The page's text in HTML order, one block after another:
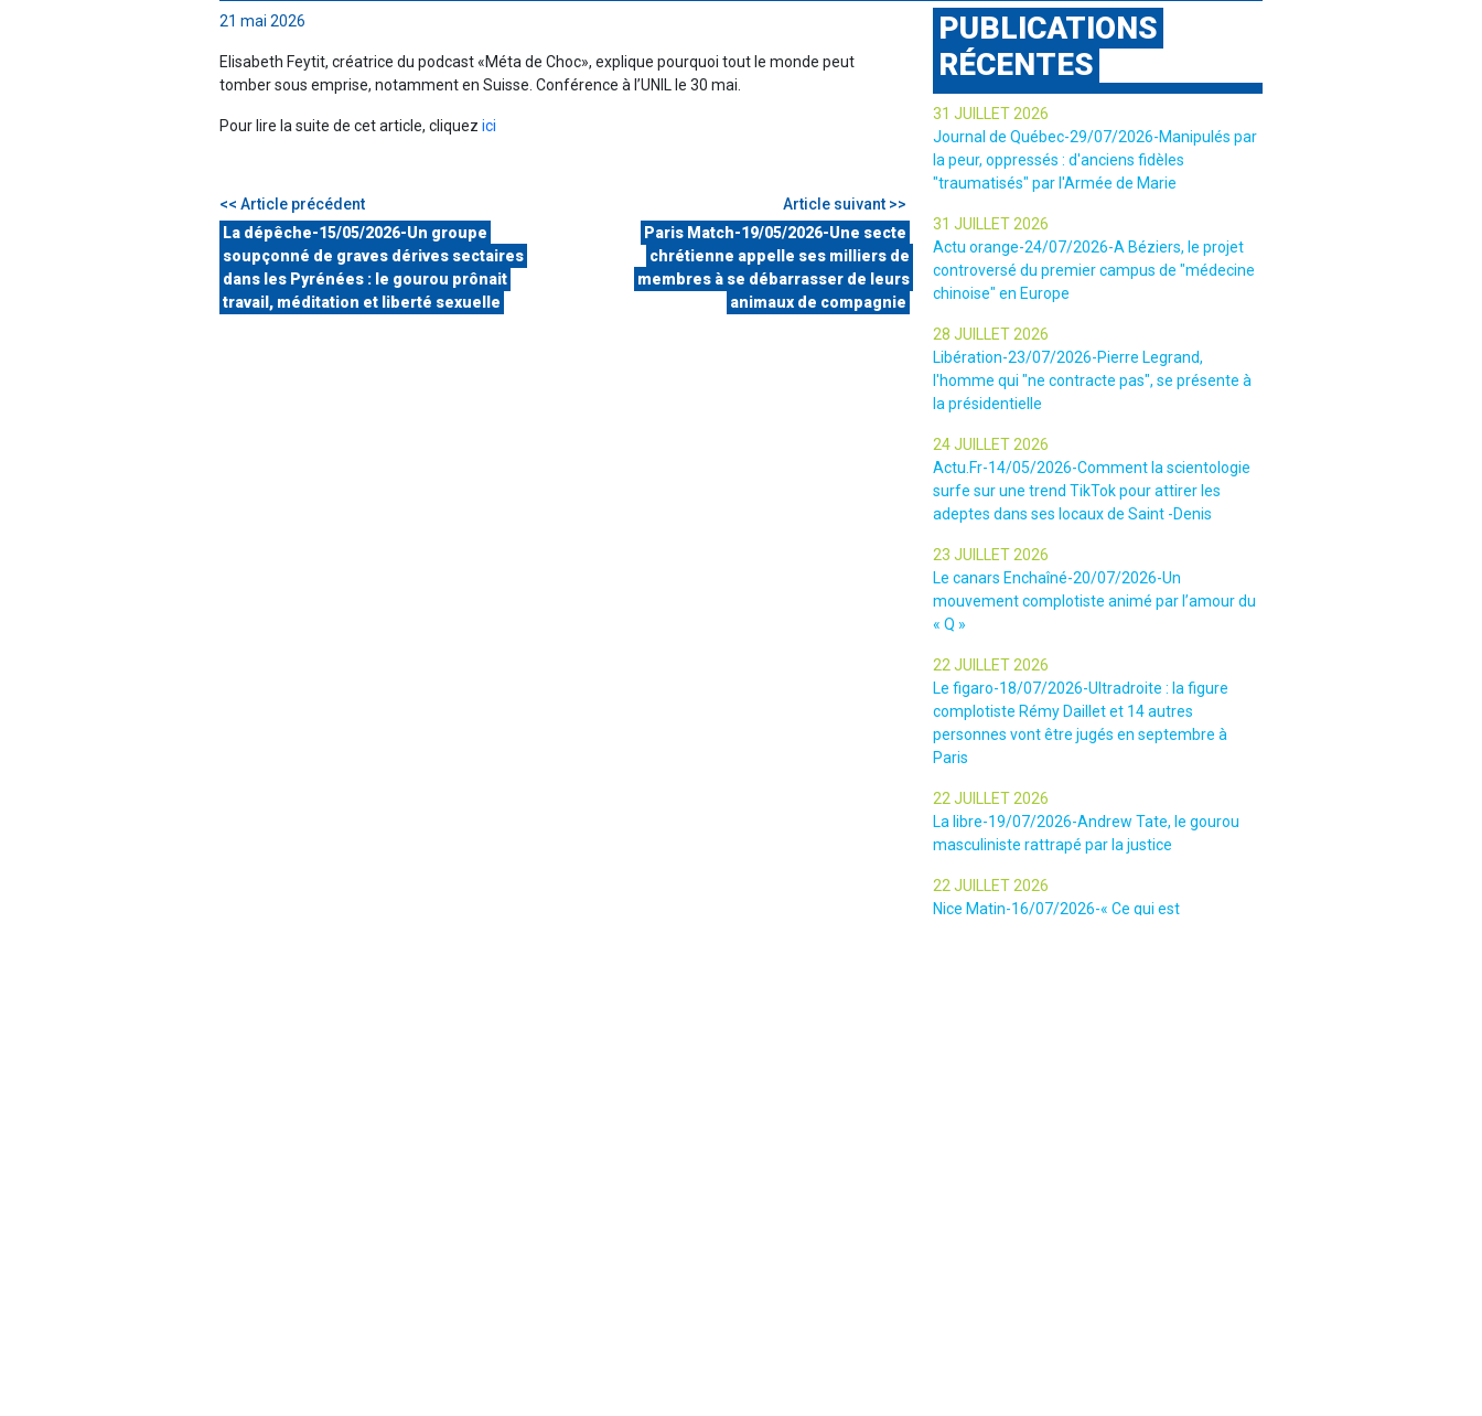
21 mai 2026
Elisabeth Feytit, créatrice du podcast «Méta de Choc», explique pourquoi tout le monde peut
tomber sous emprise, notamment en Suisse. Conférence à l’UNIL le 30 mai.
Pour lire la suite de cet article, cliquez ici
<< Article précédent
La dépêche-15/05/2026-Un groupe
soupçonné de graves dérives sectaires
dans les Pyrénées : le gourou prônait
travail, méditation et liberté sexuelle
Article suivant >>
Paris Match-19/05/2026-Une secte
chrétienne appelle ses milliers de
membres à se débarrasser de leurs
animaux de compagnie
PUBLICATIONS
RÉCENTES
31 JUILLET 2026
Journal de Québec-29/07/2026-Manipulés par
la peur, oppressés : d'anciens fidèles
"traumatisés" par l'Armée de Marie
31 JUILLET 2026
Actu orange-24/07/2026-A Béziers, le projet
controversé du premier campus de "médecine
chinoise" en Europe
28 JUILLET 2026
Libération-23/07/2026-Pierre Legrand,
l'homme qui "ne contracte pas", se présente à
la présidentielle
24 JUILLET 2026
Actu.Fr-14/05/2026-Comment la scientologie
surfe sur une trend TikTok pour attirer les
adeptes dans ses locaux de Saint -Denis
23 JUILLET 2026
Le canars Enchaîné-20/07/2026-Un
mouvement complotiste animé par l’amour du
« Q »
22 JUILLET 2026
Le figaro-18/07/2026-Ultradroite : la figure
complotiste Rémy Daillet et 14 autres
personnes vont être jugés en septembre à
Paris
22 JUILLET 2026
La libre-19/07/2026-Andrew Tate, le gourou
masculiniste rattrapé par la justice
22 JUILLET 2026
Nice Matin-16/07/2026-« Ce qui est